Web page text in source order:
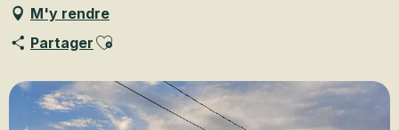
M'y rendre
Partager Ajouter aux favoris